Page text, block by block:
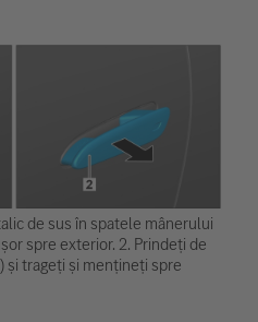
de sus în spatele mânerului
spre exterior. 2. Prindeți de
și trageți și mențineți spre